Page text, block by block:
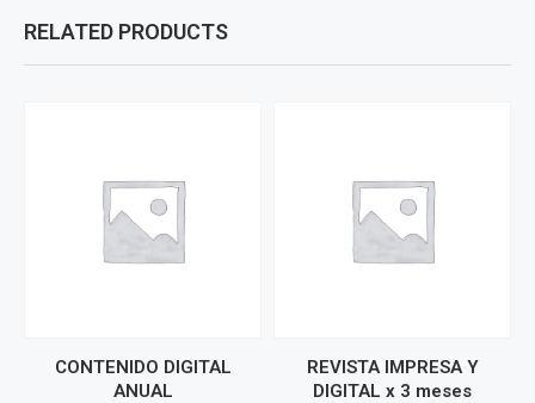
RELATED PRODUCTS
CONTENIDO DIGITAL
ANUAL
REVISTA IMPRESA Y
DIGITAL x 3 meses